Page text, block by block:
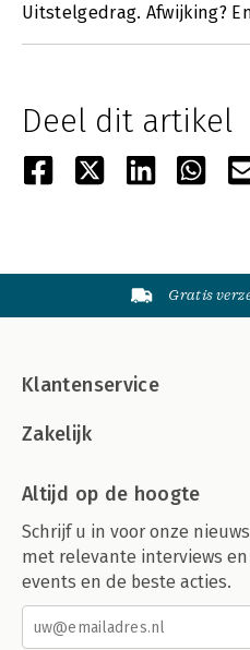
Uitstelgedrag. Afwijking?
Deel dit artikel
Gratis
Klantenservice
Zakelijk
Altijd op de hoogte
Schrijf u in voor onze
met relevante interviews
events en de beste acties.